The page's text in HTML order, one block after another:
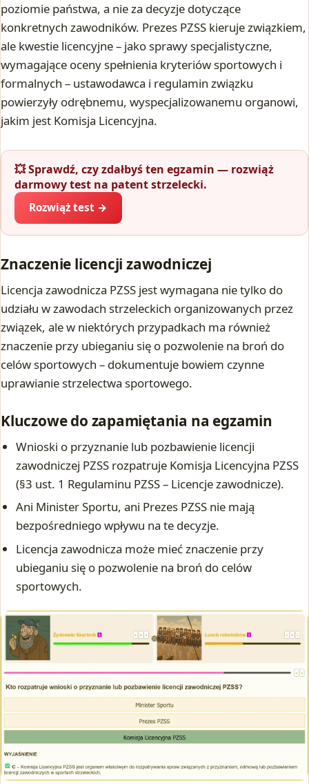
poziomie państwa, a nie za decyzje dotyczące
konkretnych zawodników. Prezes PZSS kieruje związkiem,
ale kwestie licencyjne – jako sprawy specjalistyczne,
wymagające oceny spełnienia kryteriów sportowych i
formalnych – ustawodawca i regulamin związku
powierzyły odrębnemu, wyspecjalizowanemu organowi,
jakim jest Komisja Licencyjna.
💥 Sprawdź, czy zdałbyś ten egzamin — rozwiąż
darmowy test na patent strzelecki.
Rozwiąż test →
Znaczenie licencji zawodniczej
Licencja zawodnicza PZSS jest wymagana nie tylko do
udziału w zawodach strzeleckich organizowanych przez
związek, ale w niektórych przypadkach ma również
znaczenie przy ubieganiu się o pozwolenie na broń do
celów sportowych – dokumentuje bowiem czynne
uprawianie strzelectwa sportowego.
Kluczowe do zapamiętania na egzamin
Wnioski o przyznanie lub pozbawienie licencji
zawodniczej PZSS rozpatruje Komisja Licencyjna PZSS
(§3 ust. 1 Regulaminu PZSS – Licencje zawodnicze).
Ani Minister Sportu, ani Prezes PZSS nie mają
bezpośredniego wpływu na te decyzje.
Licencja zawodnicza może mieć znaczenie przy
ubieganiu się o pozwolenie na broń do celów
sportowych.